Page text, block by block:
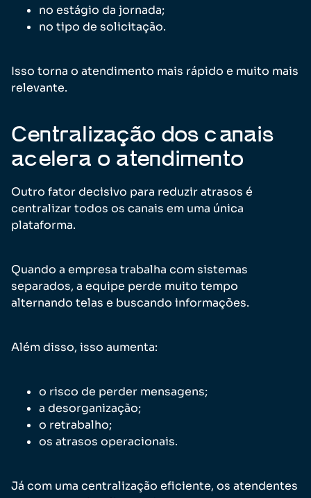
no estágio da jornada;
no tipo de solicitação.
Isso torna o atendimento mais rápido e muito mais
relevante.
Centralização dos canais
acelera o atendimento
Outro fator decisivo para reduzir atrasos é
centralizar todos os canais em uma única
plataforma.
Quando a empresa trabalha com sistemas
separados, a equipe perde muito tempo
alternando telas e buscando informações.
Além disso, isso aumenta:
o risco de perder mensagens;
a desorganização;
o retrabalho;
os atrasos operacionais.
Já com uma centralização eficiente, os atendentes